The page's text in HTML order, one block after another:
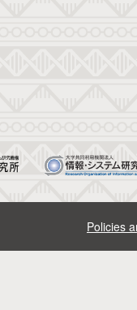
Policies